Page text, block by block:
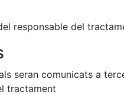
responsable del
seran comunicats a
tractament